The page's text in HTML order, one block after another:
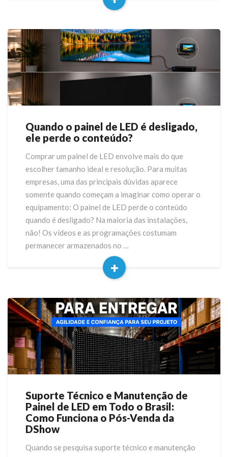
Read
Quando
o
de
LED
é
desligado,
ele
perde
o
conteúdo?
Quando o painel de LED é desligado,
ele perde o conteúdo?
Comprar um painel de LED envolve mais do que
escolher tamanho ideal e resolução. Para muitas
empresas, uma das principais dúvidas aparece
somente quando começam a imaginar como operar o
equipamento: O painel de LED perde o conteúdo
quando é desligado? Na maioria das instalações,
não! Os vídeos e as programações costumam
permanecer armazenados no …
+
Read
Suporte
Técnico
e
Manutenção
Painel
Suporte Técnico e Manutenção de
Painel de LED em Todo o Brasil:
Como Funciona o Pós-Venda da
DShow
Quando se pesquisa suporte técnico e manutenção